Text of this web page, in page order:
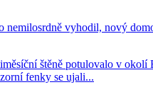
nemilosrdně vyhodil, nový
štěně potulovalo v okolí
fenky se ujali...